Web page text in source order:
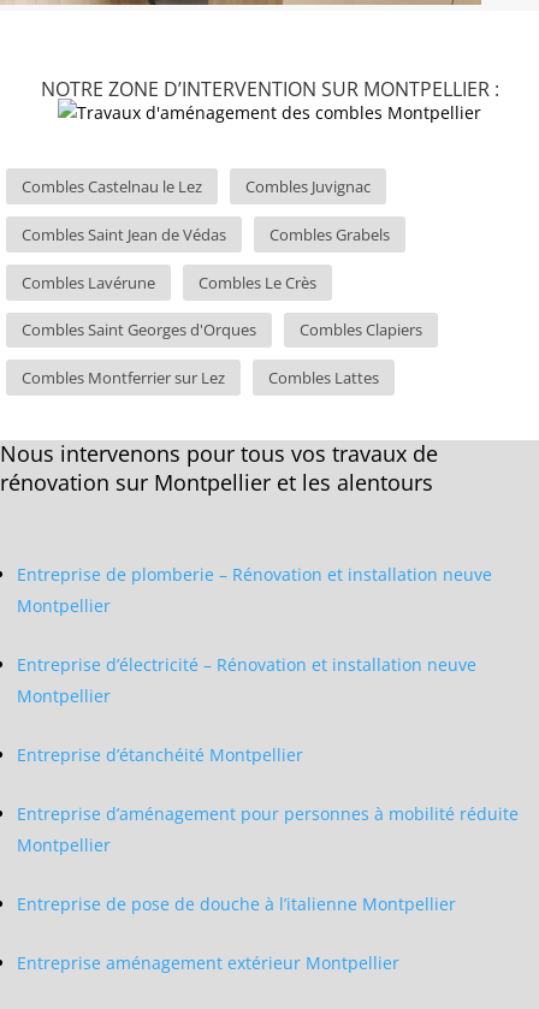
NOTRE ZONE D’INTERVENTION SUR MONTPELLIER :
Combles Castelnau le Lez Combles Juvignac
Combles Saint Jean de Védas Combles Grabels
Combles Lavérune Combles Le Crès
Combles Saint Georges d'Orques Combles Clapiers
Combles Montferrier sur Lez Combles Lattes
Nous intervenons pour tous vos travaux de
rénovation sur Montpellier et les alentours
Entreprise de plomberie – Rénovation et installation neuve
Montpellier
Entreprise d’électricité – Rénovation et installation neuve
Montpellier
Entreprise d’étanchéité Montpellier
Entreprise d’aménagement pour personnes à mobilité réduite
Montpellier
Entreprise de pose de douche à l’italienne Montpellier
Entreprise aménagement extérieur Montpellier